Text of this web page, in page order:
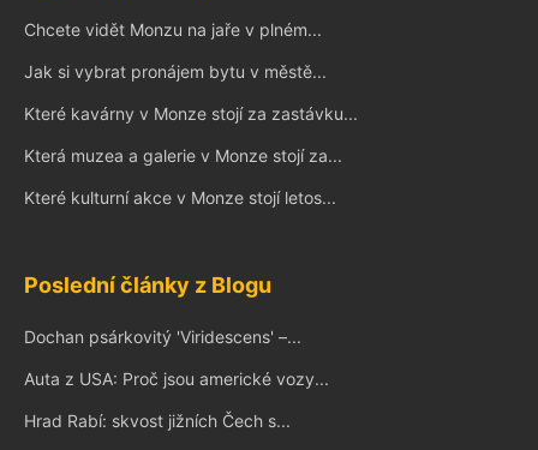
Chcete vidět Monzu na jaře v plném...
Jak si vybrat pronájem bytu v městě...
Které kavárny v Monze stojí za zastávku...
Která muzea a galerie v Monze stojí za...
Které kulturní akce v Monze stojí letos...
Poslední články z Blogu
Dochan psárkovitý 'Viridescens' –...
Auta z USA: Proč jsou americké vozy...
Hrad Rabí: skvost jižních Čech s...